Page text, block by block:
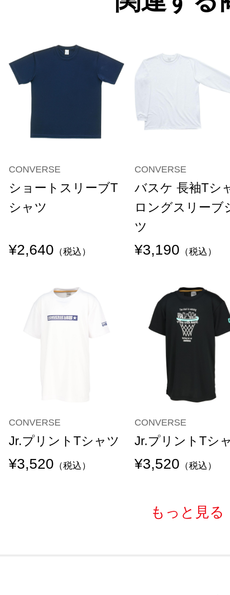
CONVERSE
ショートスリーブT
シャツ
¥2,640 （税込）
CONVERSE
バスケ 長袖Tシ
ロングスリーブ
ツ
¥3,190 （税込）
CONVERSE
Jr.プリントTシャツ
¥3,520 （税込）
CONVERSE
Jr.プリントTシ
¥3,520 （税込）
もっと見る